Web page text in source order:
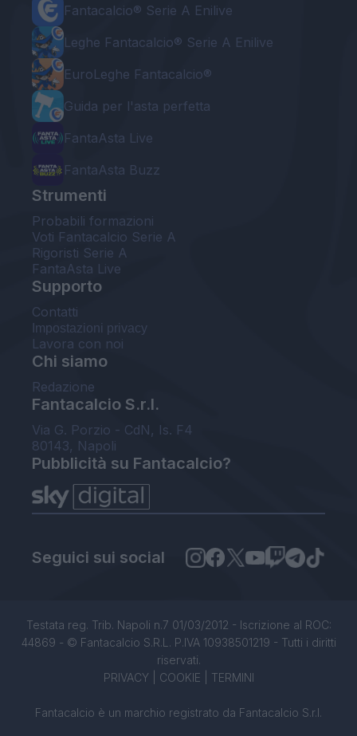
Fantacalcio® Serie A Enilive
Leghe Fantacalcio® Serie A Enilive
EuroLeghe Fantacalcio®
Guida per l'asta perfetta
FantaAsta Live
FantaAsta Buzz
Strumenti
Probabili formazioni
Voti Fantacalcio Serie A
Rigoristi Serie A
FantaAsta Live
Supporto
Contatti
Impostazioni privacy
Lavora con noi
Chi siamo
Redazione
Fantacalcio S.r.l.
Via G. Porzio - CdN, Is. F4
80143, Napoli
Pubblicità su Fantacalcio?
Seguici sui social
Testata reg. Trib. Napoli n.7 01/03/2012 - Iscrizione al ROC:
44869 - © Fantacalcio S.R.L. P.IVA 10938501219 - Tutti i diritti
riservati.
PRIVACY| COOKIE TERMINI
Fantacalcio è un marchio registrato da Fantacalcio S.r.l.